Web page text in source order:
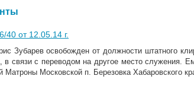
40 от 12.05.14 г.
Зубарев освобожден от должности штатного
в связи с переводом на другое место служения.
Матроны Московской п. Березовка Хабаровского